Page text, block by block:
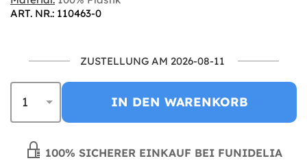
ART. NR.: 110463-0
ZUSTELLUNG AM 2026-08-11
IN DEN WARENKORB
100% SICHERER EINKAUF BEI FUNIDELIA